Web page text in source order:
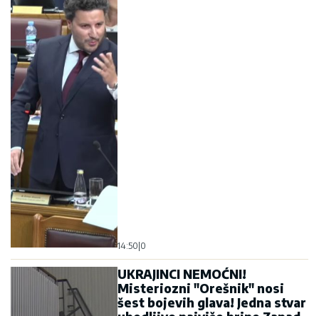
14:50|0
UKRAJINCI NEMOĆNI!
Misteriozni "Orešnik" nosi
šest bojevih glava! Jedna stvar